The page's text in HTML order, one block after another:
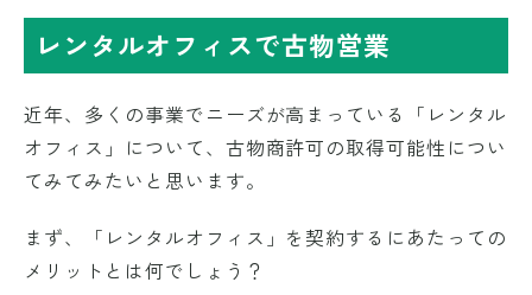
レンタルオフィスで古物営業
近年、多くの事業でニーズが高まっている「レンタル
オフィス」について、古物商許可の取得可能性につい
てみてみたいと思います。
まず、「レンタルオフィス」を契約するにあたっての
メリットとは何でしょう？